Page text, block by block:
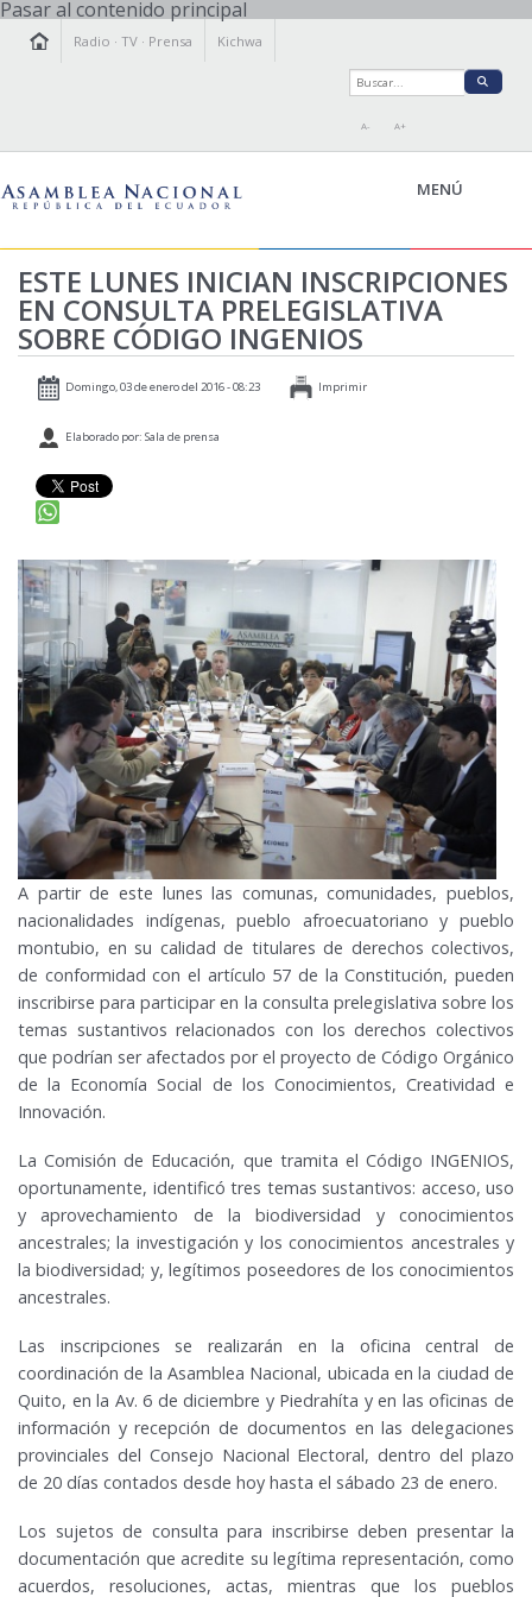
Pasar al contenido principal
Radio ·TV · Prensa Kichwa
A- A+
MENÚ
LA ASAMBLEA
LEGISLAMOS
FISCALIZAMOS
PRENSA
PARTICIPACIÓN
RELACIONES INTERNACIONALES
AGENDA
ESTE LUNES INICIAN INSCRIPCIONES
EN CONSULTA PRELEGISLATIVA
SOBRE CÓDIGO INGENIOS
Domingo, 03 de enero del 2016 - 08:23 Imprimir
Elaborado por: Sala de prensa
A partir de este lunes las comunas, comunidades, pueblos,
nacionalidades indígenas, pueblo afroecuatoriano y pueblo
montubio, en su calidad de titulares de derechos colectivos,
de conformidad con el artículo 57 de la Constitución, pueden
inscribirse para participar en la consulta prelegislativa sobre los
temas sustantivos relacionados con los derechos colectivos
que podrían ser afectados por el proyecto de Código Orgánico
de la Economía Social de los Conocimientos, Creatividad e
Innovación.
La Comisión de Educación, que tramita el Código INGENIOS,
oportunamente, identificó tres temas sustantivos: acceso, uso
y aprovechamiento de la biodiversidad y conocimientos
ancestrales; la investigación y los conocimientos ancestrales y
la biodiversidad; y, legítimos poseedores de los conocimientos
ancestrales.
Las inscripciones se realizarán en la oficina central de
coordinación de la Asamblea Nacional, ubicada en la ciudad de
Quito, en la Av. 6 de diciembre y Piedrahíta y en las oficinas de
información y recepción de documentos en las delegaciones
provinciales del Consejo Nacional Electoral, dentro del plazo
de 20 días contados desde hoy hasta el sábado 23 de enero.
Los sujetos de consulta para inscribirse deben presentar la
documentación que acredite su legítima representación, como
acuerdos, resoluciones, actas, mientras que los pueblos